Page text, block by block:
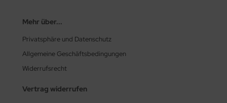
Mehr über...
Privatsphäre und Datenschutz
Allgemeine Geschäftsbedingungen
Widerrufsrecht
Vertrag widerrufen